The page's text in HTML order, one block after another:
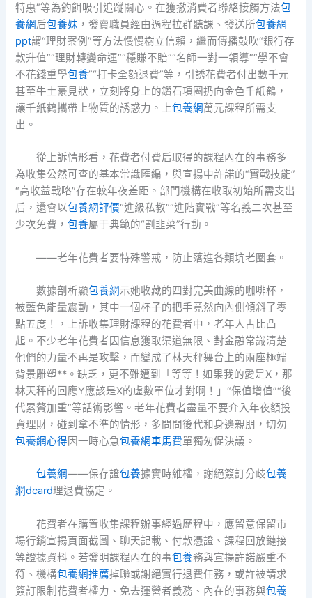
特惠”等為釣餌吸引追蹤關心。在獲撤消費者聯絡接觸方法包
養網后包養妹 ，發賣職員經由過程拉群聽課、發送所包養網
ppt謂“理財案例”等方法慢慢樹立信賴，繼而傳播鼓吹“銀行存
款升值”“理財轉變命運”“穩賺不賠”“名師一對一領導”“學不會
不花錢重學包養”“打卡全額退費”等，引誘花費者付出數千元
甚至牛土豪見狀，立刻將身上的鑽石項圈扔向金色千紙鶴，
讓千紙鶴攜帶上物質的誘惑力。上包養網萬元課程所需支
出。
從上訴情形看，花費者付費后取得的課程內在的事務多
為收集公然可查的基本常識匯編，與宣揚中許諾的“實戰技能”
“高收益戰略”存在較年夜差距。部門機構在收取初始所需支出
后，還會以包養網評價“進級私教”“進階實戰”等名義二次甚至
少次免費，包養屬于典範的“割韭菜”行動。
——老年花費者要特殊警戒，防止落進各類坑老圈套。
數據剖析顯包養網示她收藏的四對完美曲線的咖啡杯，
被藍色能量震動，其中一個杯子的把手竟然向內側傾斜了零
點五度！，上訴收集理財課程的花費者中，老年人占比凸
起。不少老年花費者因信息獲取渠道無限、對金融常識清楚
他們的力量不再是攻擊，而變成了林天秤舞台上的兩座極端
背景雕塑**。缺乏，更不難遭到「等等！如果我的愛是X，那
林天秤的回應Y應該是X的虛數單位才對啊！」“保值增值”“後
代累贅加重”等話術影響。老年花費者盡量不要介入年夜額投
資理財，碰到拿不準的情形，多問問後代和身邊親朋，切勿
包養網心得因一時心急包養網車馬費單獨匆促決議。
包養網——保存證包養據實時維權，謝絕簽訂分歧包養
網dcard理退費協定。
花費者在購置收集課程辦事經過歷程中，應留意保留市
場行銷宣揚頁面截圖、聊天記載、付款憑證、課程回放鏈接
等證據資料。若發明課程內在的事包養務與宣揚許諾嚴重不
符、機構包養網推薦掉聯或謝絕實行退費任務，或許被請求
簽訂限制花費者權力、免去運營者義務、內在的事務與包養